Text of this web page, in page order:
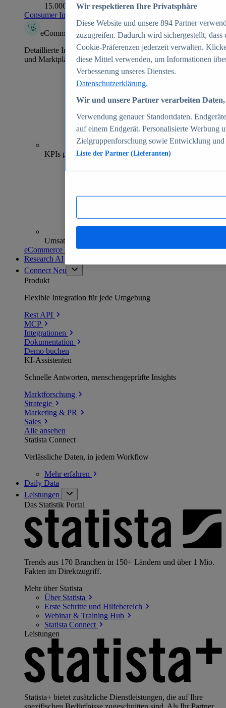
15.000+ Marken
Consumer Insights entdecken
eCommerce Insights
Detaillierte Informationen zu mehr als 39.000 Online-Shops
und Marktplätzen
70+
KPIs pro Shop
Umsatzanalysen und -prognosen
eCommerce Insights entdecken
Research AI
Connect Neu
Produkt
Flexible Integration für jede Umgebung
Rest API
MCP
Integrationen
Dokumentation
Demo buchen
KI-Assistenten
Schnelle Antworten, menschengeprüfte Insights
Marktforschung
Strategie
Marketing & PR
Sales
Alle ansehen
Statista Connect
Verlässliche Daten, in jedem Workflow
Mehrerfahren
Daily Data
Leistungen
Das Statistik Portal
Trends aus 170 Branchen in 150+ Ländern und über 1 Mio.
Fakten im Direktzugriff.
Mehr über Statista
Über Statista
Erste Schritte und Hilfebereich
Webinar & Training Hub
Statista Connect
Leistungen
Statista+ bietet zusätzliche Dienstleistungen, die auf Ihre
spezifischen Bedürfnisse zugeschnitten sind. Als Ihr Partner
Wir respektieren Ihre Privatsphäre
Diese Website und unsere 894 Partner
zuzugreifen. Dadurch wird sichergestellt,
Cookie-Präferenzen jederzeit verwalten.
diese Mittel verwenden, um Informationen
Verbesserung unseres Dienstes.
Datenschutzerklärung.
Wir und unsere Partner verarbeiten
Verwendung genauer Standortdaten.
auf einem Endgerät. Personalisierte Werbung
Zielgruppenforschung sowie Entwicklung
Liste der Partner (Lieferanten)